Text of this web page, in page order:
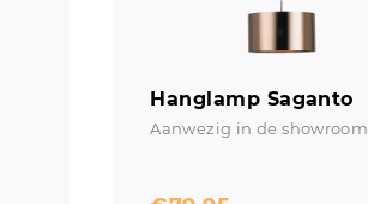
Hanglamp Saganto
Aanwezig in de showroom